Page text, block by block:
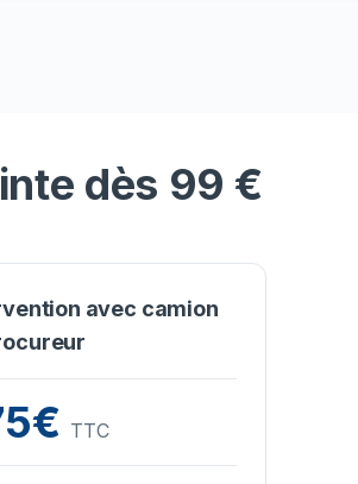
dès 99 €
avec camion
TTC